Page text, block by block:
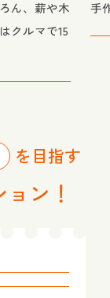
ん、薪や木
クルマで15
手
を目指す
ン！